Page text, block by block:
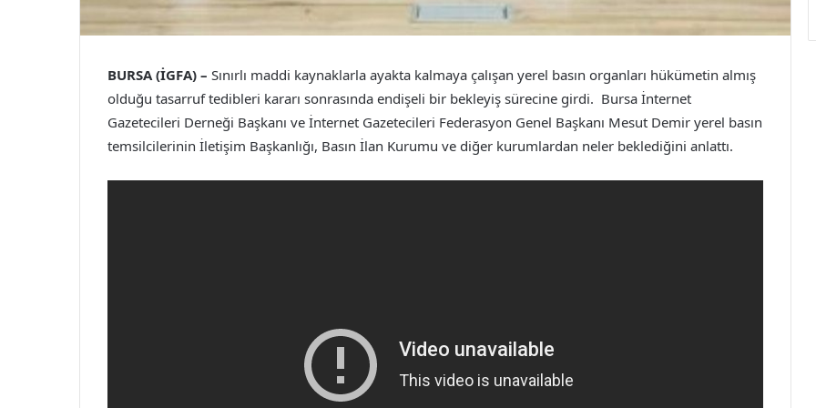
BURSA (İGFA) – Sınırlı maddi kaynaklarla ayakta kalmaya çalışan yerel basın organları hükümetin almış
olduğu tasarruf tedibleri kararı sonrasında endişeli bir bekleyiş sürecine girdi. Bursa İnternet
Gazetecileri Derneği Başkanı ve İnternet Gazetecileri Federasyon Genel Başkanı Mesut Demir yerel basın
temsilcilerinin İletişim Başkanlığı, Basın İlan Kurumu ve diğer kurumlardan neler beklediğini anlattı.